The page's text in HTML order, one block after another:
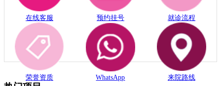
在线客服 预约挂号 就诊流程
荣誉资质 WhatsApp 来院路线